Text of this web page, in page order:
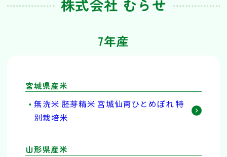
株式会社 むらせ
7年産
宮城県産米
無洗米 胚芽精米 宮城仙南ひとめぼれ 特
別栽培米
山形県産米